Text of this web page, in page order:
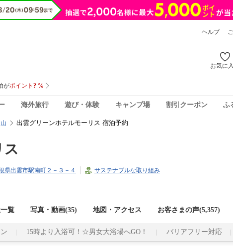
ヘルプ
お気に
海外旅行 遊び・体験 キャンプ場 割引クーポン ふ
出雲グリーンホテルモーリス 宿泊予約
ス
県出雲市駅南町２－３－４ サステナブルな取り組み
覧 写真・動画(35) 地図・アクセス お客さまの声(5,357)
15時より入浴可！☆男女大浴場へGO！ バリアフリー対応